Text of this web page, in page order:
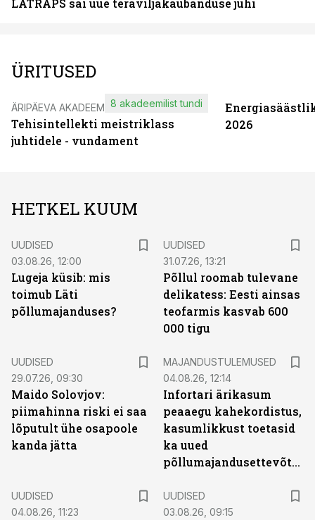
LATRAPS sai uue teraviljakaubanduse juhi
ÜRITUSED
ÄRIPÄEVA AKADEEMIA
Tehisintellekti meistriklass
juhtidele - vundament
8 akadeemilist tundi
2026
HETKEL KUUM
UUDISED
03.08.26, 12:00
Lugeja küsib: mis
toimub Läti
põllumajanduses?
UUDISED
31.07.26, 13:21
Põllul roomab tulevane
delikatess: Eesti ainsas
teofarmis kasvab 600
000 tigu
UUDISED
29.07.26, 09:30
Maido Solovjov:
piimahinna riski ei saa
lõputult ühe osapoole
kanda jätta
MAJANDUSTULEMUSED
04.08.26, 12:14
Infortari ärikasum
peaaegu kahekordistus,
kasumlikkust toetasid
ka uued
põllumajandusettevõtted
UUDISED
04.08.26, 11:23
UUDISED
03.08.26, 09:15